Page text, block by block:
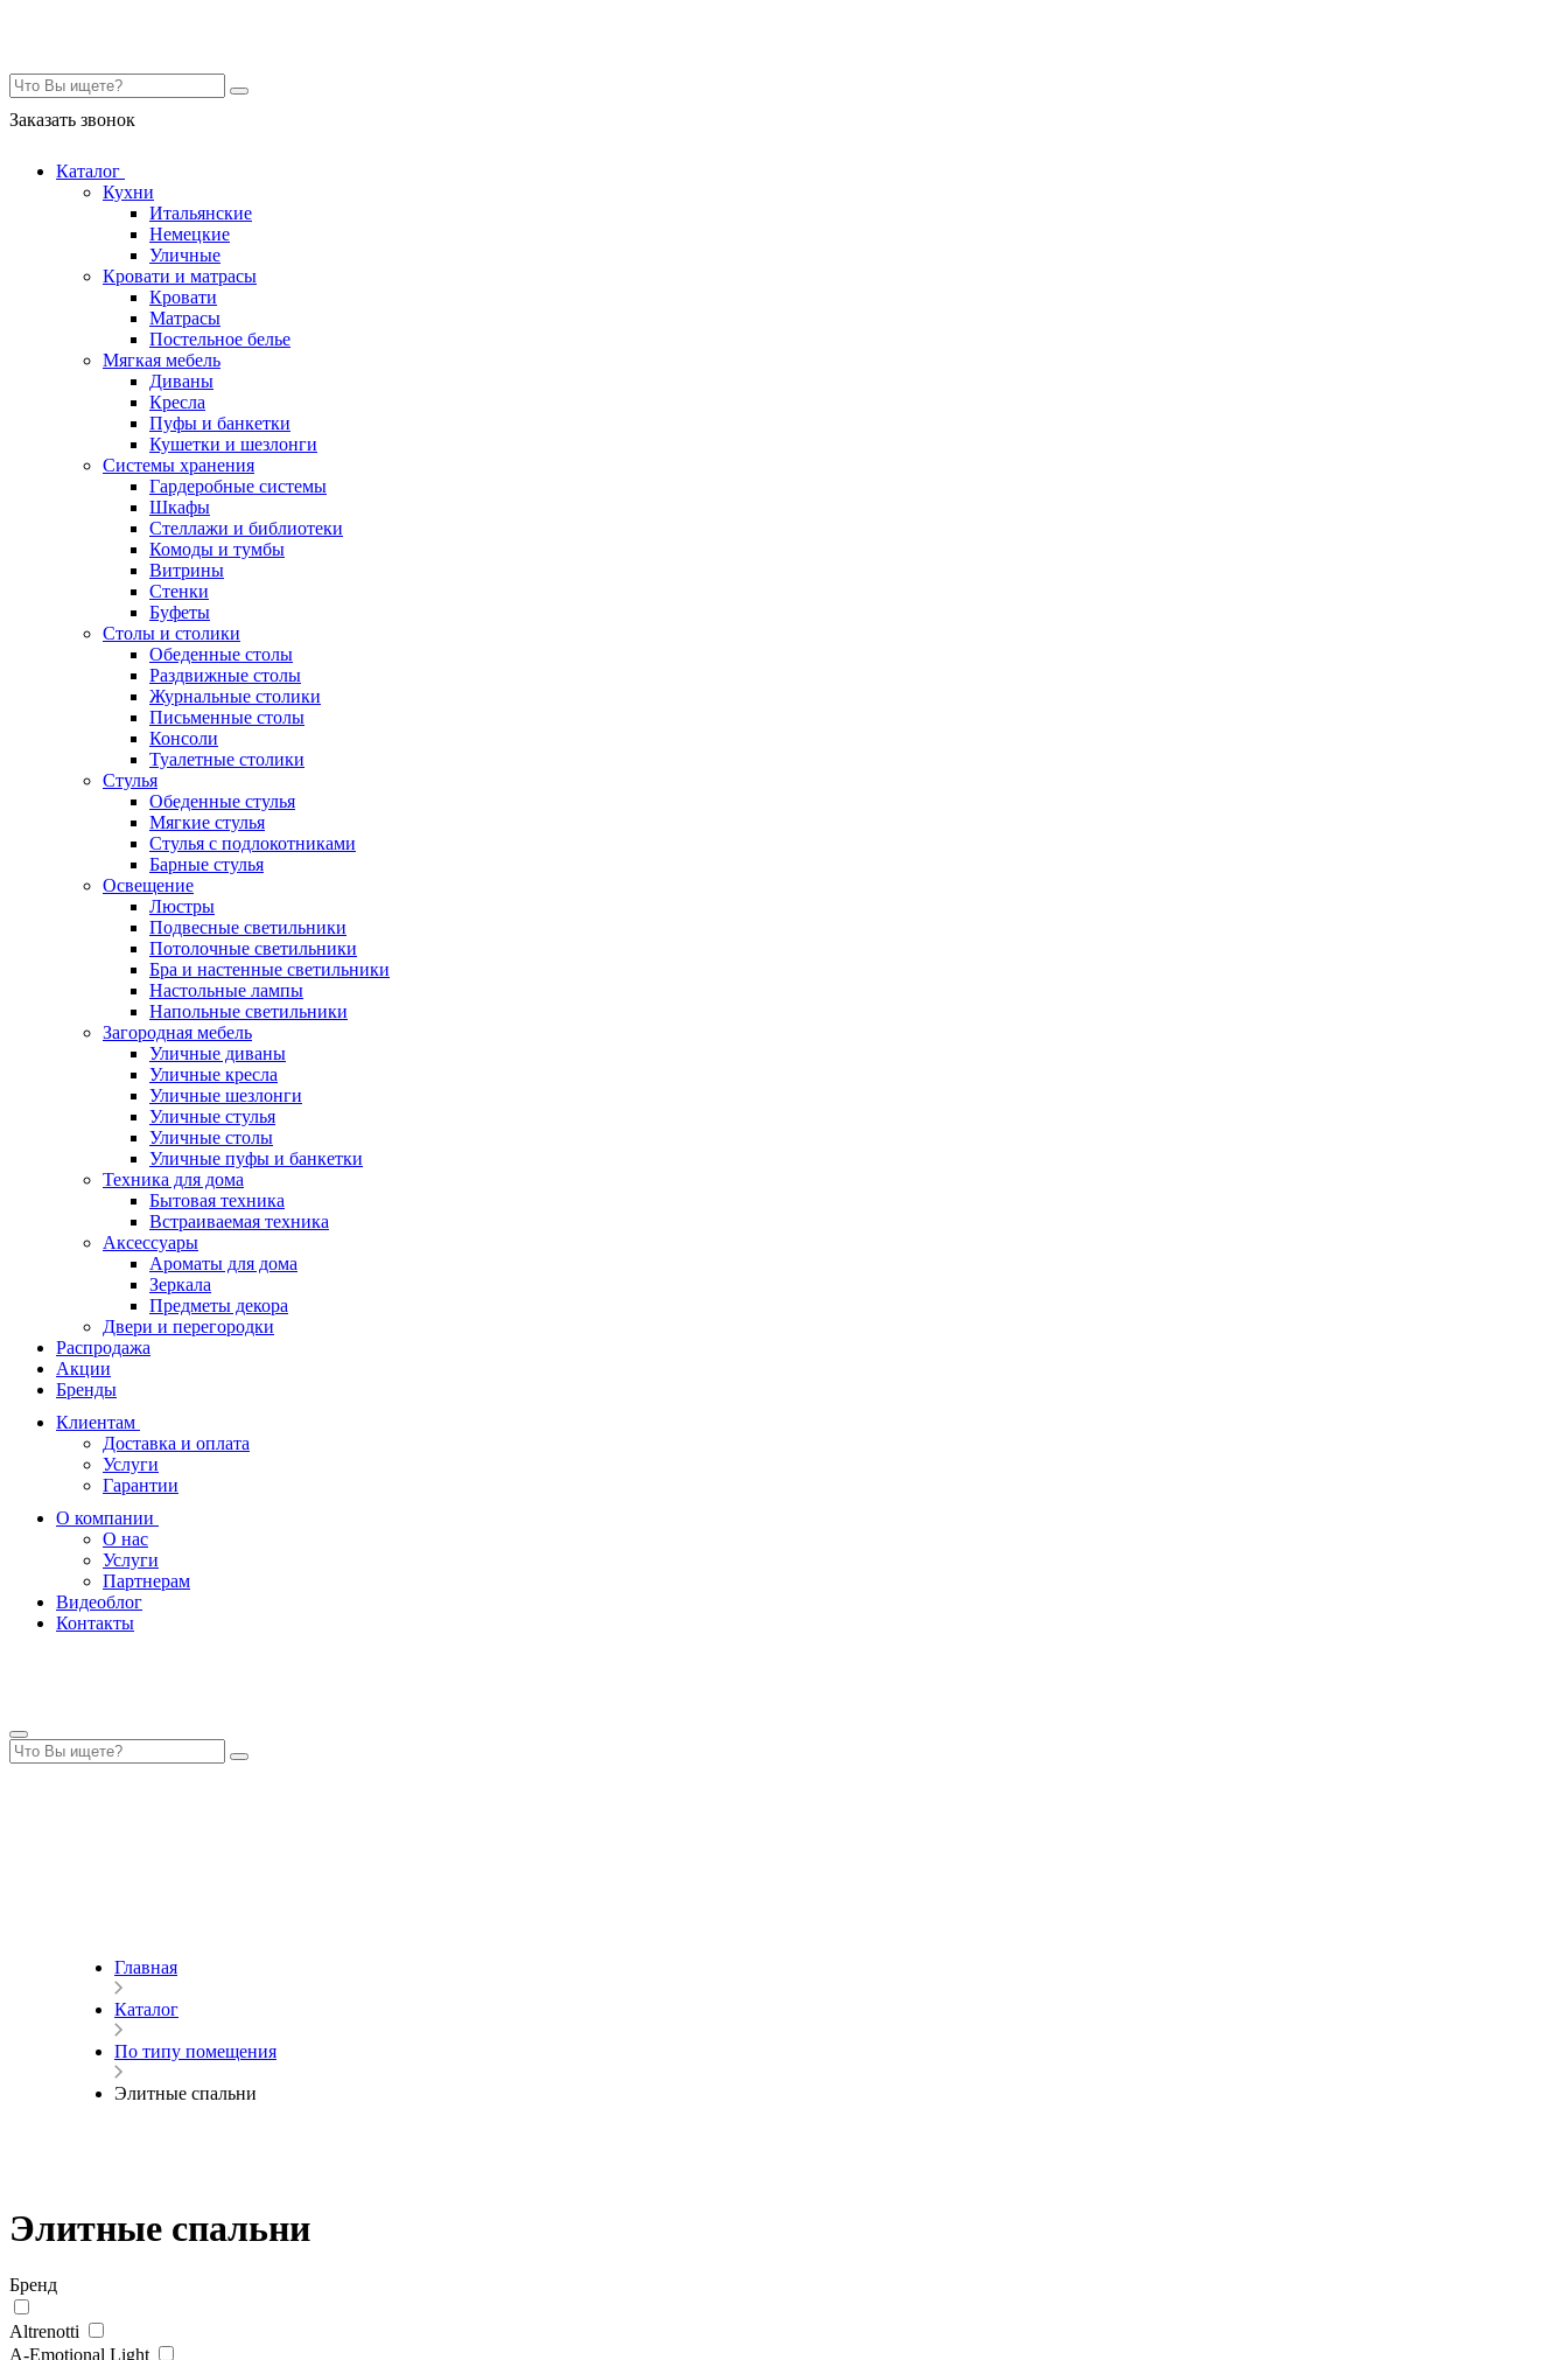
Заказать звонок
Каталог
Кухни
Итальянские
Немецкие
Уличные
Кровати и матрасы
Кровати
Матрасы
Постельное белье
Мягкая мебель
Диваны
Кресла
Пуфы и банкетки
Кушетки и шезлонги
Системы хранения
Гардеробные системы
Шкафы
Стеллажи и библиотеки
Комоды и тумбы
Витрины
Стенки
Буфеты
Столы и столики
Обеденные столы
Раздвижные столы
Журнальные столики
Письменные столы
Консоли
Туалетные столики
Стулья
Обеденные стулья
Мягкие стулья
Стулья с подлокотниками
Барные стулья
Освещение
Люстры
Подвесные светильники
Потолочные светильники
Бра и настенные светильники
Настольные лампы
Напольные светильники
Загородная мебель
Уличные диваны
Уличные кресла
Уличные шезлонги
Уличные стулья
Уличные столы
Уличные пуфы и банкетки
Техника для дома
Бытовая техника
Встраиваемая техника
Аксессуары
Ароматы для дома
Зеркала
Предметы декора
Двери и перегородки
Распродажа
Акции
Бренды
Клиентам
Доставка и оплата
Услуги
Гарантии
О компании
О нас
Услуги
Партнерам
Видеоблог
Контакты
Главная
Каталог
По типу помещения
Элитные спальни
Элитные спальни
Бренд
Altrenotti
A-Emotional Light